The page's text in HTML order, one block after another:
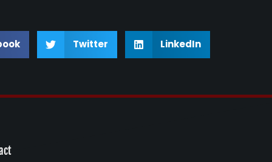
Twitter LinkedIn